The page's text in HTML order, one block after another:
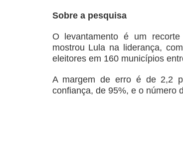
Sobre a pesquisa
O levantamento é um
mostrou Lula na liderança,
eleitores em 160 municípios
A margem de erro é de 2,2
confiança, de 95%, e o número